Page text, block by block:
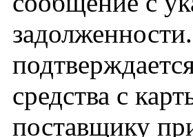
средства с
поставщику